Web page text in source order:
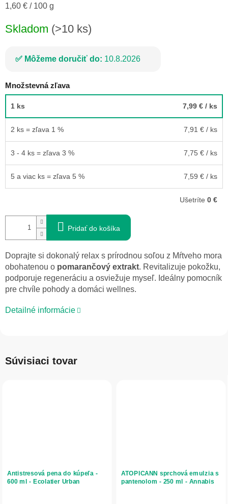
Jednotková
1,60 € / 100 g
Skladom (>10 ks)
Môžeme doručiť do: 10.8.2026
Množstevná zľava
1 ks 7,99 € / ks
2 ks = zľava 1 % 7,91 € / ks
3 - 4 ks = zľava 3 % 7,75 € / ks
5 a viac ks = zľava 5 % 7,59 € / ks
Ušetríte 0 €
Pridať do košíka
Doprajte si dokonalý relax s prírodnou soľou z Mŕtveho mora
obohatenou o pomarančový extrakt. Revitalizuje pokožku,
podporuje regeneráciu a osviežuje myseľ. Ideálny pomocník
pre chvíle pohody a domáci wellnes.
Detailné informácie
Súvisiaci tovar
Antistresová pena do kúpeľa -
600 ml - Ecolatier Urban
ATOPICANN sprchová emulzia s
pantenolom - 250 ml - Annabis